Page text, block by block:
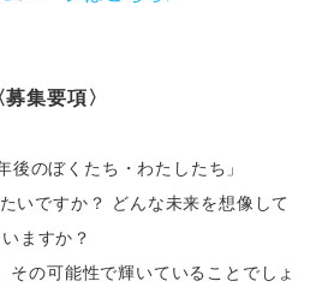
募集要項〉
のぼくたち・わたしたち」
いですか？ どんな未来を想像して
いますか？
その可能性で輝いていることでしょ